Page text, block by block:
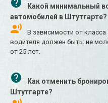
Какой минимальный
автомобилей в Штутгарте?
В зависимости от
водителя должен быть: не
от 25 лет.
Как отменить
Штутгарте?